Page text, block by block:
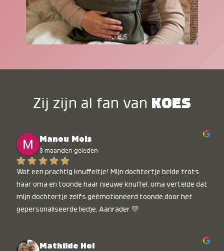
Zij zijn al fan van KOES
Manou Mols
3 maanden geleden
Wat een prachtig knuffeltje! Mijn dochtertje belde trots
haar oma en toonde haar nieuwe knuffel, oma vertelde dat
mijn dochtertje zelfs geëmotioneerd toonde door het
gepersonaliseerde liedje. Aanrader 💛
Mathilde Hol